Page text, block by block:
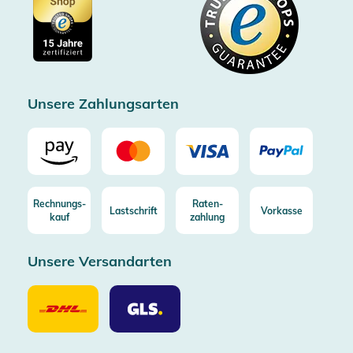
Cookie-Einstellungen
ImpressumGratis Versand ab 100€ Bestellwert (in DE/AT)
Kostenlose Rücksendung (aus DE/AT)
Unsere Zahlungsarten
Rechnungs-
kauf
Lastschrift
Raten-
zahlung
Vorkasse
Unsere Versandarten
Unsere
Versandarten
DHL
Unsere
Versandarten
GLS